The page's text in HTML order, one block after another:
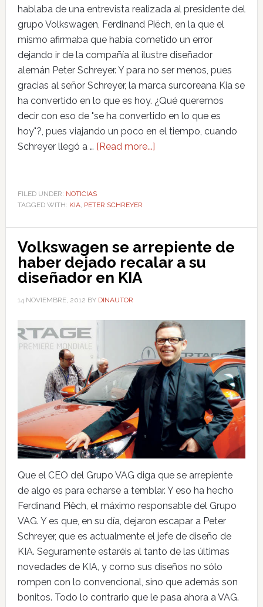
hablaba de una entrevista realizada al presidente del
grupo Volkswagen, Ferdinand Piëch, en la que el
mismo afirmaba que había cometido un error
dejando ir de la compañía al ilustre diseñador
alemán Peter Schreyer. Y para no ser menos, pues
gracias al señor Schreyer, la marca surcoreana Kia se
ha convertido en lo que es hoy. ¿Qué queremos
decir con eso de "se ha convertido en lo que es
hoy"?, pues viajando un poco en el tiempo, cuando
Schreyer llegó a … [Read more...]
FILED UNDER: NOTICIAS
TAGGED WITH: KIA, PETER SCHREYER
Volkswagen se arrepiente de
haber dejado recalar a su
diseñador en KIA
14 NOVIEMBRE, 2012 BY DINAUTOR
Que el CEO del Grupo VAG diga que se arrepiente
de algo es para echarse a temblar. Y eso ha hecho
Ferdinand Piëch, el máximo responsable del Grupo
VAG. Y es que, en su día, dejaron escapar a Peter
Schreyer, que es actualmente el jefe de diseño de
KIA. Seguramente estaréis al tanto de las últimas
novedades de KIA, y como sus diseños no sólo
rompen con lo convencional, sino que además son
bonitos. Todo lo contrario que le pasa ahora a VAG.